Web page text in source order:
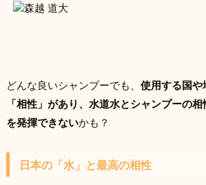
どんな良いシャンプーでも、 使用する国
「相性」があり、水道水とシャンプーの
を発揮できないかも？
日本の「水」と最高の相性